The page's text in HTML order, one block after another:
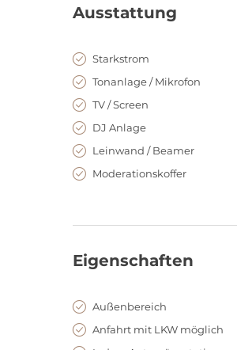
innovative Mobilitätslösungen
Kulisse verbindet
Charakter.
Ausstattung
Starkstrom
Tonanlage / Mikrofon
TV / Screen
DJ Anlage
Leinwand / Beamer
Moderationskoffer
Eigenschaften
Außenbereich
Anfahrt mit LKW möglich